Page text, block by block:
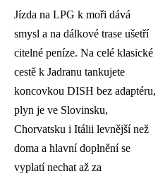
Jízda na LPG k moři dává
smysl a na dálkové trase ušetří
citelné peníze. Na celé klasické
cestě k Jadranu tankujete
koncovkou DISH bez adaptéru,
plyn je ve Slovinsku,
Chorvatsku i Itálii levnější než
doma a hlavní doplnění se
vyplatí nechat až za